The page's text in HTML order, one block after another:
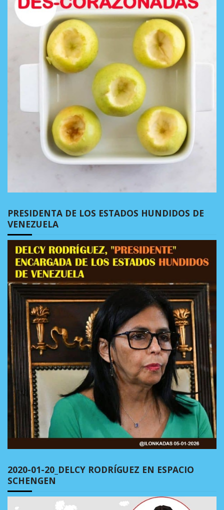
PRESIDENTA DE LOS ESTADOS HUNDIDOS DE
VENEZUELA
2020-01-20_DELCY RODRÍGUEZ EN ESPACIO
SCHENGEN